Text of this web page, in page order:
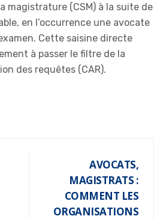
magistrature (CSM) à la suite de
en l’occurrence une avocate
Cette saisine directe
à passer le filtre de la
des requêtes (CAR).
AVOCATS,
MAGISTRATS :
COMMENT LES
ORGANISATIONS